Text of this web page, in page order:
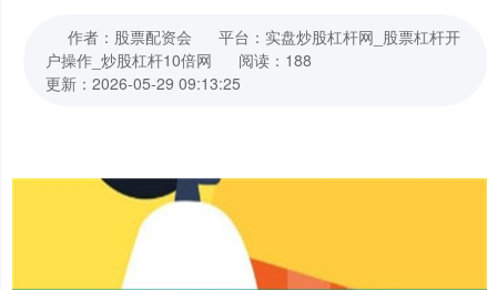
作者：股票配资会
平台：实盘炒股杠杆网_股票杠杆开
户操作_炒股杠杆10倍网
阅读：188
更新：2026-05-29 09:13:25